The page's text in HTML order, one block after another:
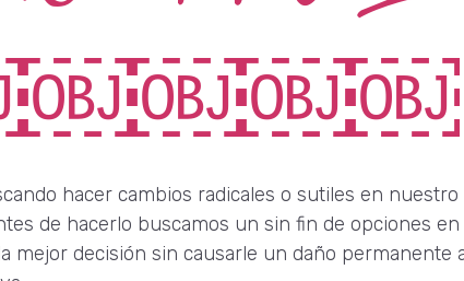
hacer cambios radicales o sutiles en
de hacerlo buscamos un sin fin de opciones
mejor decisión sin causarle un daño permanente